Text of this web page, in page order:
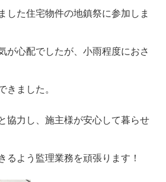
した住宅物件の地鎮祭に参加しま
が心配でしたが、小雨程度におさ
きました。
協力し、施主様が安心して暮らせ
るよう監理業務を頑張ります！